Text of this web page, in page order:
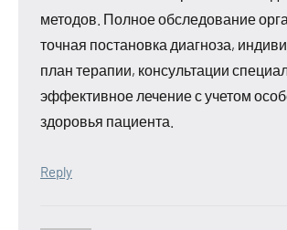
методов. Полное обследование
точная постановка диагноза,
план терапии, консультации
эффективное лечение с учетом
здоровья пациента.
Reply